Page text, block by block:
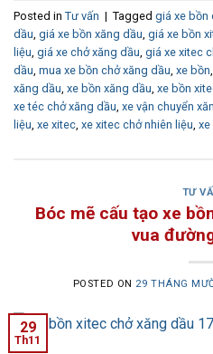
Posted in Tư vấn | Tagged giá xe bồn
dầu giá xe bồn xăng dầu giá xe bồn
liệu giá xe chở xăng dầu giá xe xitec
dầu mua xe bồn chở xăng dầu xe bồn
xăng dầu xe bồn xăng dầu xe bồn
xe téc chở xăng dầu xe vận chuyển
liệu xe xitec xe xitec chở nhiên liệu xe
TƯ
Bóc mẽ cấu tạo xe
vua
POSTED ON 29 THÁNG
29
Th11